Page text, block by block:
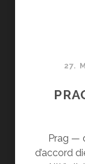
27.
Prag —
d’accord